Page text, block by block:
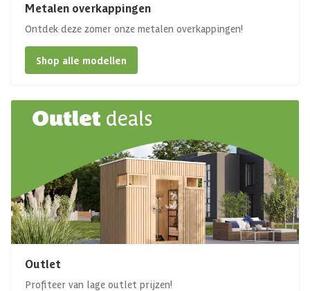
Metalen overkappingen
Ontdek deze zomer onze metalen overkappingen!
Shop alle modellen
Outlet
Profiteer van lage outlet prijzen!